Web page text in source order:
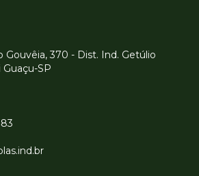
Gouvêia, 370 - Dist. Ind. Getúlio
SP